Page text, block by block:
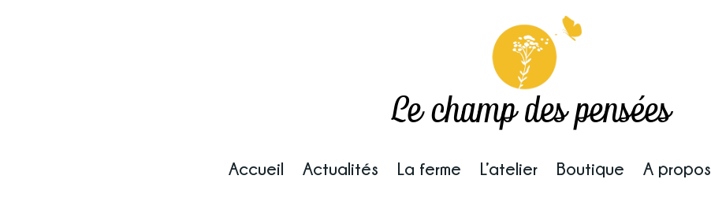
Le champ des pensées
Accueil Actualités La ferme L’atelier Boutique A propos